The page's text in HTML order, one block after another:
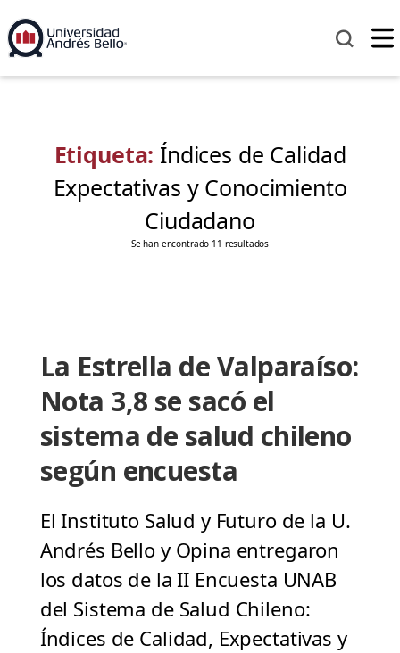
Etiqueta: Índices de Calidad
Expectativas y Conocimiento
Ciudadano
Se han encontrado 11 resultados
La Estrella de Valparaíso:
Nota 3,8 se sacó el
sistema de salud chileno
según encuesta
El Instituto Salud y Futuro de la U.
Andrés Bello y Opina entregaron
los datos de la II Encuesta UNAB
del Sistema de Salud Chileno:
Índices de Calidad, Expectativas y